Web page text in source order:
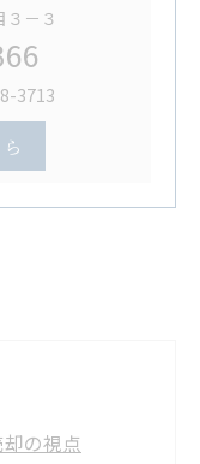
－３
3713
の視点